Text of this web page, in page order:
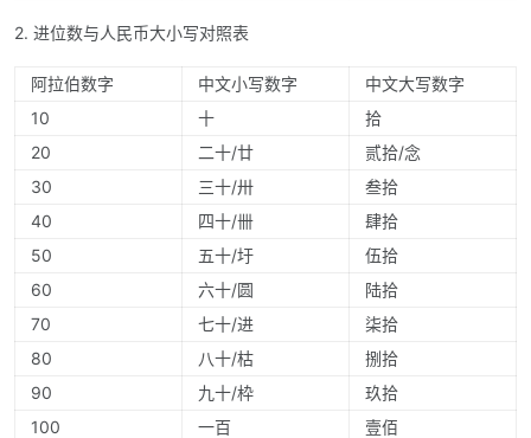
2. 进位数与人民币大小写对照表
阿拉伯数字 中文小写数字
中文大写数字
10
十
拾
20
二十/廿
贰拾/念
30
三十/卅
叁拾
40
四十/卌
肆拾
50
五十/圩
伍拾
60
六十/圆
陆拾
70
七十/进
柒拾
80
八十/枯
捌拾
90
九十/枠
玖拾
100
一百
壹佰